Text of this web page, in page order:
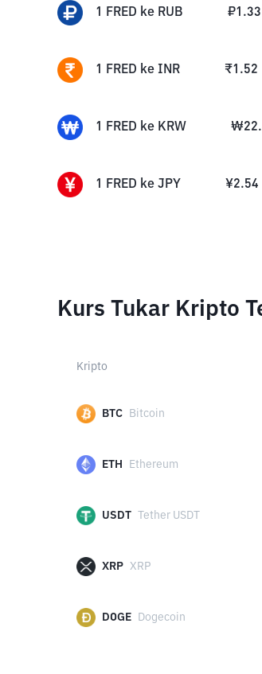
1 FRED ke RUB ₽1.33
1 FRED ke INR ₹1.52
1 FRED ke KRW ₩
1 FRED ke JPY ¥2.54
Kurs Tukar Kripto
Kripto
BTC Bitcoin
ETH Ethereum
USDT Tether USDT
XRP XRP
DOGE Dogecoin